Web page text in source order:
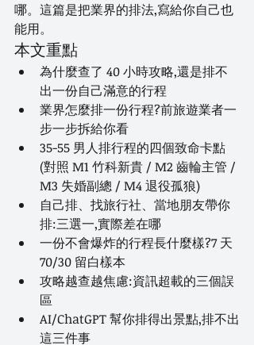
哪。這篇是把業界的排法,寫給你自己也
能用。
本文重點
為什麼查了 40 小時攻略,還是排不
出一份自己滿意的行程
業界怎麼排一份行程?前旅遊業者一
步一步拆給你看
35-55 男人排行程的四個致命卡點
(對照 M1 竹科新貴 / M2 齒輪主管 /
M3 失婚副總 / M4 退役孤狼)
自己排、找旅行社、當地朋友帶你
排:三選一,實際差在哪
一份不會爆炸的行程長什麼樣?7 天
70/30 留白樣本
攻略越查越焦慮:資訊超載的三個誤
區
AI/ChatGPT 幫你排得出景點,排不出
這三件事